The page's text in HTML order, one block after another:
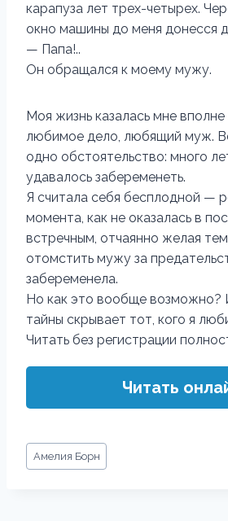
карапуза лет трех-четырех.
окно машины до меня донесся
— Папа!..
Он обращался к моему мужу.
Моя жизнь казалась мне
любимое дело, любящий муж.
одно обстоятельство: много
удавалось забеременеть.
Я считала себя бесплодной —
момента, как не оказалась в
встречным, отчаянно желая
отомстить мужу за
забеременела.
Но как это вообще возможно?
тайны скрывает тот, кого я
Читать без регистрации
Читать
Метки
записи:
Амелия Борн